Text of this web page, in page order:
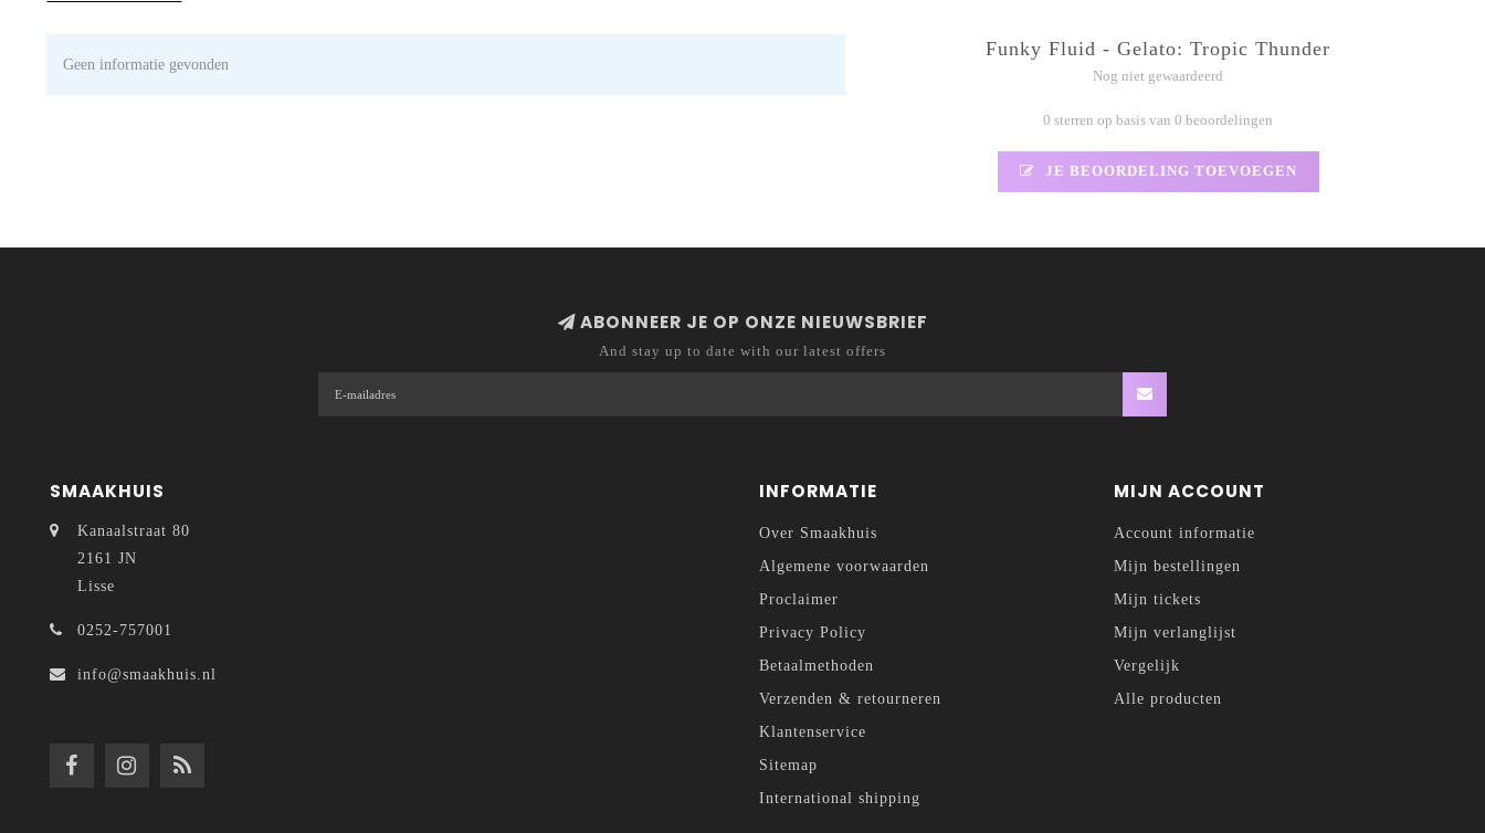
Geen informatie gevonden
Funky Fluid - Gelato: Tropic Thunder
Nog niet gewaardeerd
0 sterren op basis van 0 beoordelingen
JE BEOORDELING TOEVOEGEN
ABONNEER JE OP ONZE NIEUWSBRIEF
And stay up to date with our latest offers
SMAAKHUIS
Kanaalstraat 80
2161 JN
Lisse
0252-757001
info@smaakhuis.nl
INFORMATIE
Over Smaakhuis
Algemene voorwaarden
Proclaimer
Privacy Policy
Betaalmethoden
Verzenden & retourneren
Klantenservice
Sitemap
International shipping
MIJN ACCOUNT
Account informatie
Mijn bestellingen
Mijn tickets
Mijn verlanglijst
Vergelijk
Alle producten